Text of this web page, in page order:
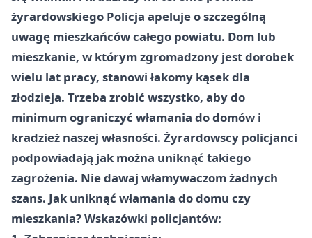
żyrardowskiego Policja apeluje o szczególną
uwagę mieszkańców całego powiatu. Dom lub
mieszkanie, w którym zgromadzony jest dorobek
wielu lat pracy, stanowi łakomy kąsek dla
złodzieja. Trzeba zrobić wszystko, aby do
minimum ograniczyć włamania do domów i
kradzież naszej własności. Żyrardowscy policjanci
podpowiadają jak można uniknąć takiego
zagrożenia. Nie dawaj włamywaczom żadnych
szans. Jak uniknąć włamania do domu czy
mieszkania? Wskazówki policjantów: